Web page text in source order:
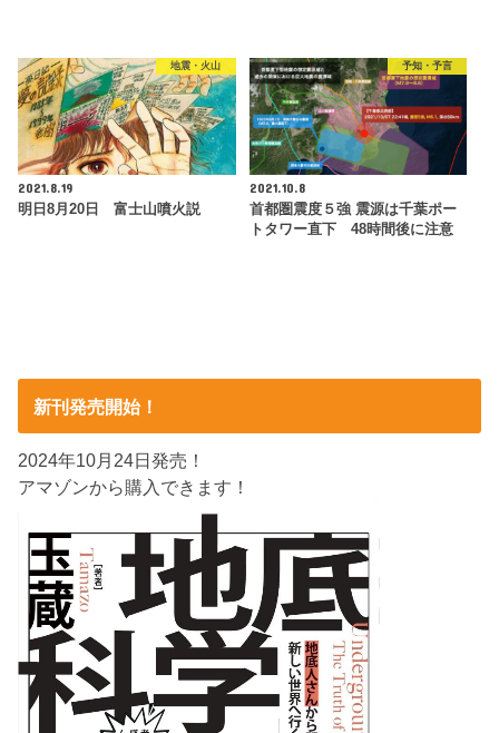
地震・火山
2021.8.19
明日8月20日 富士山噴火説
予知・予言
2021.10.8
首都圏震度５強 震源は千葉ポー
トタワー直下 48時間後に注意
新刊発売開始！
2024年10月24日発売！
アマゾンから購入できます！